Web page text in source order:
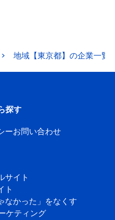
> 地域【東京都】の企業一覧
探す
ーお問い合わせ
サイト
ト
なかった」をなくす
ケティング